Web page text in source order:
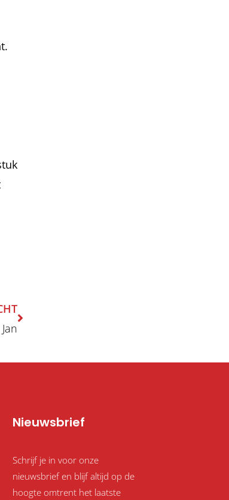
Nieuwsbrief
Schrijf je in voor onze
nieuwsbrief en blijf altijd op de
hoogte omtrent het laatste